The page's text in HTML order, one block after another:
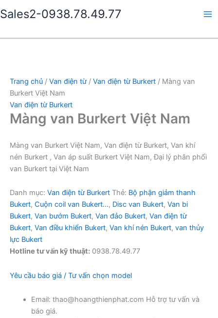
tới
dung
Sales2-0938.78.49.77
Trang chủ / Van điện từ/ Van điện từ Burkert / Màng van
Burkert Việt Nam
Van điện từ Burkert
Màng van Burkert Việt Nam
Màng van Burkert Việt Nam, Van điện từ Burkert, Van khí
nén Burkert , Van áp suất Burkert Việt Nam, Đại lý phân phối
van Burkert tại Việt Nam
Danh mục: Van điện từ Burkert Thẻ: Bộ phận giảm thanh
Bukert, Cuộn coil van Bukert…, Disc van Bukert, Van bi
Bukert, Van bướm Bukert, Van đảo Bukert, Van điện từ
Bukert, Van điều khiển Bukert, Van khí nén Bukert, van thủy
lực Bukert
Hotline tư vấn kỹ thuật: 0938.78.49.77
Yêu cầu báo giá / Tư vấn chọn model
Email: thao@hoangthienphat.com Hỗ trợ tư vấn và
báo giá.